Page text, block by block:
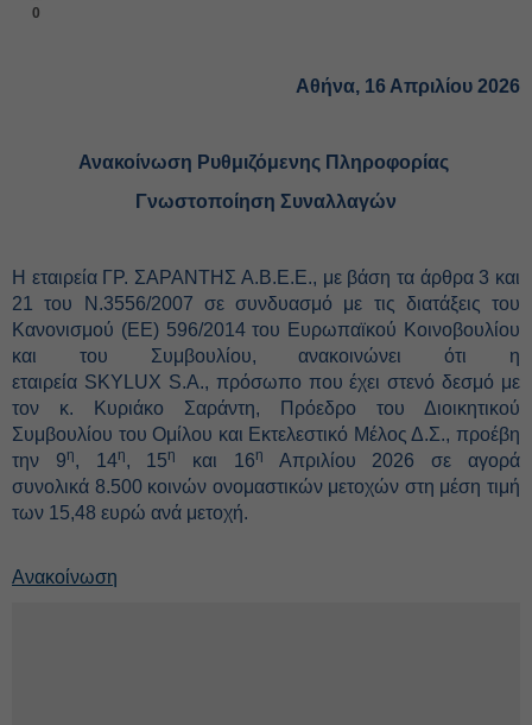
0
Αθήνα, 16 Απριλίου 2026
Ανακοίνωση Ρυθμιζόμενης Πληροφορίας
Γνωστοποίηση Συναλλαγών
Η εταιρεία ΓΡ. ΣΑΡΑΝΤΗΣ Α.Β.Ε.Ε., με βάση τα άρθρα 3 και
21 του Ν.3556/2007 σε συνδυασμό με τις διατάξεις του
Κανονισμού (ΕΕ) 596/2014 του Ευρωπαϊκού Κοινοβουλίου
και του Συμβουλίου, ανακοινώνει ότι η
εταιρεία SKYLUX S.A., πρόσωπο που έχει στενό δεσμό με
τον κ. Κυριάκο Σαράντη, Πρόεδρο του Διοικητικού
Συμβουλίου του Ομίλου και Εκτελεστικό Μέλος Δ.Σ., προέβη
την 9η, 14η, 15η και 16η
Απριλίου 2026 σε αγορά
συνολικά 8.500 κοινών ονομαστικών μετοχών στη μέση τιμή
των 15,48 ευρώ ανά μετοχή.
Ανακοίνωση